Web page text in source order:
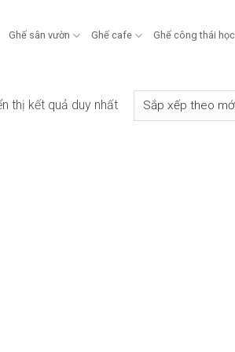
Ghế sân vườn Ghế cafe Ghế công thái học
thị kết quả duy nhất